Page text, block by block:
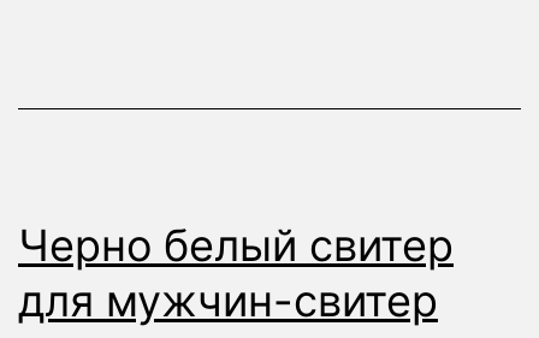
Черно белый свитер
для мужчин-свитер